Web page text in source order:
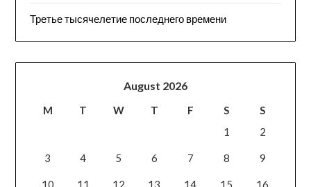
Третье тысячелетие последнего времени
August 2026
M T W T F S
S
1
2
3 4 5 6 7 8 9
10 11 12 13 14 15 16